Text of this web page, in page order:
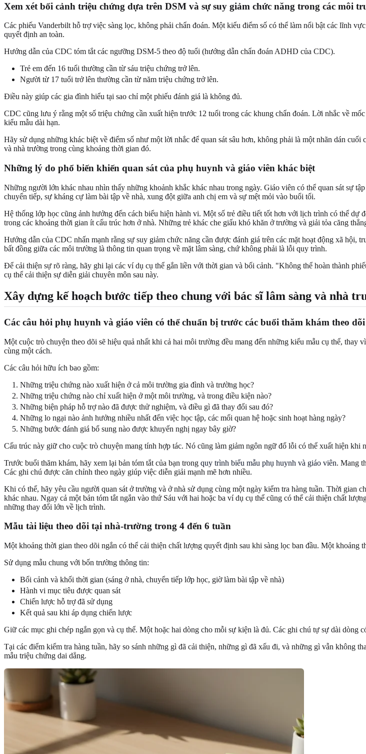
Xem xét bối cảnh triệu chứng dựa trên DSM và sự suy giảm chức năng trong các môi
Các phiếu Vanderbilt hỗ trợ việc sàng lọc, không phải chẩn đoán. Một kiểu điểm số có thể làm nổi bật các lĩnh
quyết định an toàn.
Hướng dẫn của CDC tóm tắt các ngưỡng DSM-5 theo độ tuổi (hướng dẫn chẩn đoán ADHD của CDC).
Trẻ em đến 16 tuổi thường cần từ sáu triệu chứng trở lên.
Người từ 17 tuổi trở lên thường cần từ năm triệu chứng trở lên.
Điều này giúp các gia đình hiểu tại sao chỉ một phiếu đánh giá là không đủ.
CDC cũng lưu ý rằng một số triệu chứng cần xuất hiện trước 12 tuổi trong các khung chẩn đoán. Lời nhắc về
kiểu mẫu dài hạn.
Hãy sử dụng những khác biệt về điểm số như một lời nhắc để quan sát sâu hơn, không phải là một nhãn dán
và nhà trường trong cùng khoảng thời gian đó.
Những lý do phổ biến khiến quan sát của phụ huynh và giáo viên khác biệt
Những người lớn khác nhau nhìn thấy những khoảnh khắc khác nhau trong ngày. Giáo viên có thể quan sát sự
chuyển tiếp, sự kháng cự làm bài tập về nhà, xung đột giữa anh chị em và sự mệt mỏi vào buổi tối.
Hệ thống lớp học cũng ảnh hưởng đến cách biểu hiện hành vi. Một số trẻ điều tiết tốt hơn với lịch trình có thể
trong các khoảng thời gian ít cấu trúc hơn ở nhà. Những trẻ khác che giấu khó khăn ở trường và giải tỏa căng
Hướng dẫn của CDC nhấn mạnh rằng sự suy giảm chức năng cần được đánh giá trên các mặt hoạt động xã
bất đồng giữa các môi trường là thông tin quan trọng về mặt lâm sàng, chứ không phải là lỗi quy trình.
Để cải thiện sự rõ ràng, hãy ghi lại các ví dụ cụ thể gắn liền với thời gian và bối cảnh. "Không thể hoàn thành
cụ thể cải thiện sự diễn giải chuyên môn sau này.
Xây dựng kế hoạch bước tiếp theo chung với bác sĩ lâm sàng và nhà
Các câu hỏi phụ huynh và giáo viên có thể chuẩn bị trước các buổi thăm khám theo dõi
Một cuộc trò chuyện theo dõi sẽ hiệu quả nhất khi cả hai môi trường đều mang đến những kiểu mẫu cụ thể,
cùng một cách.
Các câu hỏi hữu ích bao gồm:
Những triệu chứng nào xuất hiện ở cả môi trường gia đình và trường học?
Những triệu chứng nào chỉ xuất hiện ở một môi trường, và trong điều kiện nào?
Những biện pháp hỗ trợ nào đã được thử nghiệm, và điều gì đã thay đổi sau đó?
Những lo ngại nào ảnh hưởng nhiều nhất đến việc học tập, các mối quan hệ hoặc sinh hoạt hàng ngày?
Những bước đánh giá bổ sung nào được khuyến nghị ngay bây giờ?
Cấu trúc này giữ cho cuộc trò chuyện mang tính hợp tác. Nó cũng làm giảm ngôn ngữ đổ lỗi có thể xuất hiện khi
Trước buổi thăm khám, hãy xem lại bản tóm tắt của bạn trong quy trình biểu mẫu phụ huynh và giáo viên. Mang
Các ghi chú được căn chỉnh theo ngày giúp việc diễn giải mạnh mẽ hơn nhiều.
Khi có thể, hãy yêu cầu người quan sát ở trường và ở nhà sử dụng cùng một ngày kiểm tra hàng tuần. Thời gian
khác nhau. Ngay cả một bản tóm tắt ngắn vào thứ Sáu với hai hoặc ba ví dụ cụ thể cũng có thể cải thiện chất
những thay đổi lớn về lịch trình.
Mẫu tài liệu theo dõi tại nhà-trường trong 4 đến 6 tuần
Một khoảng thời gian theo dõi ngắn có thể cải thiện chất lượng quyết định sau khi sàng lọc ban đầu. Một
Sử dụng mẫu chung với bốn trường thông tin:
Bối cảnh và khối thời gian (sáng ở nhà, chuyển tiếp lớp học, giờ làm bài tập về nhà)
Hành vi mục tiêu được quan sát
Chiến lược hỗ trợ đã sử dụng
Kết quả sau khi áp dụng chiến lược
Giữ các mục ghi chép ngắn gọn và cụ thể. Một hoặc hai dòng cho mỗi sự kiện là đủ. Các ghi chú tự sự dài dòng
Tại các điểm kiểm tra hàng tuần, hãy so sánh những gì đã cải thiện, những gì đã xấu đi, và những gì vẫn không
mẫu triệu chứng dai dẳng.